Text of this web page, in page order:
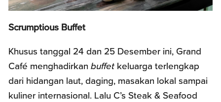
Scrumptious Buffet
Khusus tanggal 24 dan 25 Desember ini, Grand
Café menghadirkanbuffet keluarga terlengkap
dari hidangan laut, daging, masakan lokal sampai
kuliner internasional. Lalu C’s Steak & Seafood